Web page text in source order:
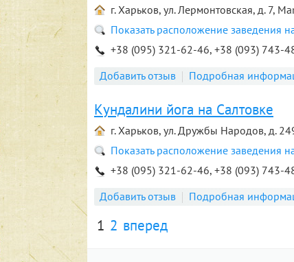
г. Харьков, ул. Лермонтовская, д. 7,
Показать расположение заведения
+38 (095) 321-62-46, +38 (093) 743-
Добавить отзыв
Подробная
Кундалини йога на Салтовке
г. Харьков, ул. Дружбы Народов, д.
Показать расположение заведения
+38 (095) 321-62-46, +38 (093) 743-
Добавить отзыв
Подробная
1 2 вперед